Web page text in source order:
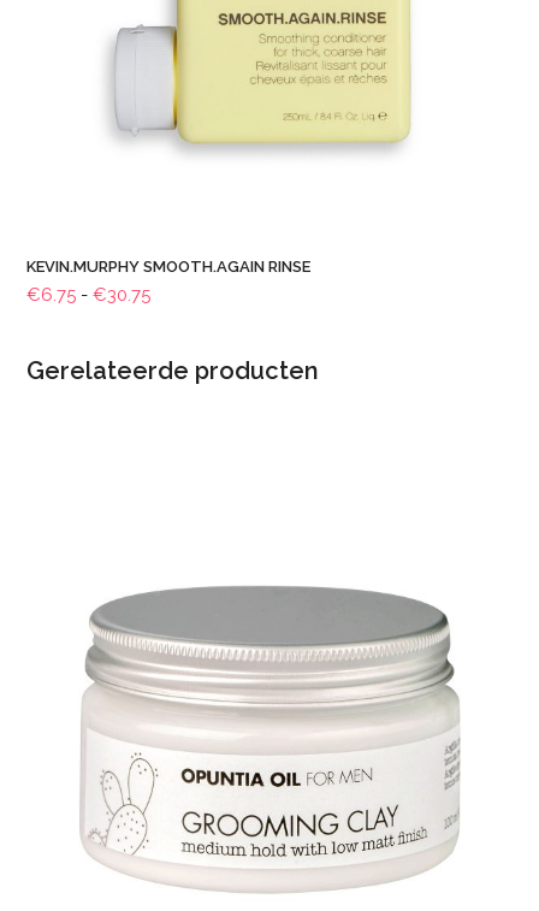
KEVIN.MURPHY SMOOTH.AGAIN RINSE
€6.75 - €30.75Prijsklasse:
€30.75
Gerelateerde producten